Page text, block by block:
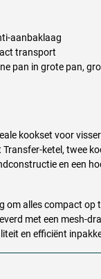
aanbaklaag
transport
pan in grote pan,
kookset voor
ketel, twee
en een
om alles compact op
met een mesh-
en efficiënt